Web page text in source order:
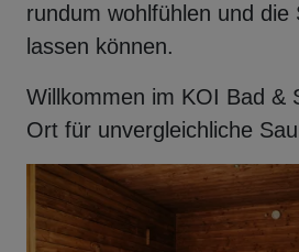
rundum wohlfühlen und die
lassen können.
Willkommen im KOI Bad &
Ort für unvergleichliche